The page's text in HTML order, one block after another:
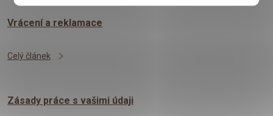
ů
Vrácení a reklamace
Celý článek
Zásady práce s vašimi údaji